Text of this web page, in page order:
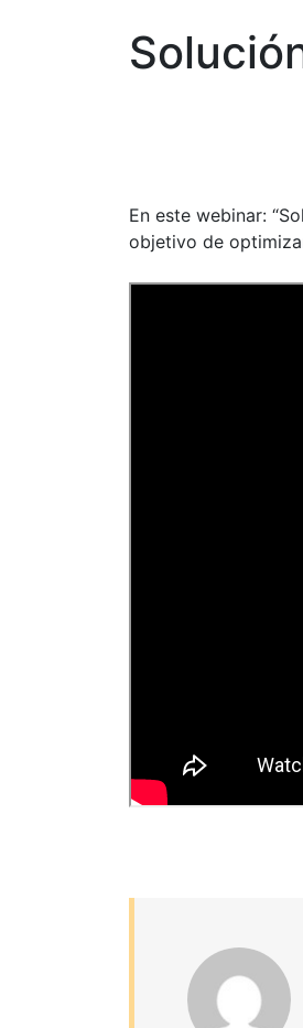
En este webinar:
objetivo de